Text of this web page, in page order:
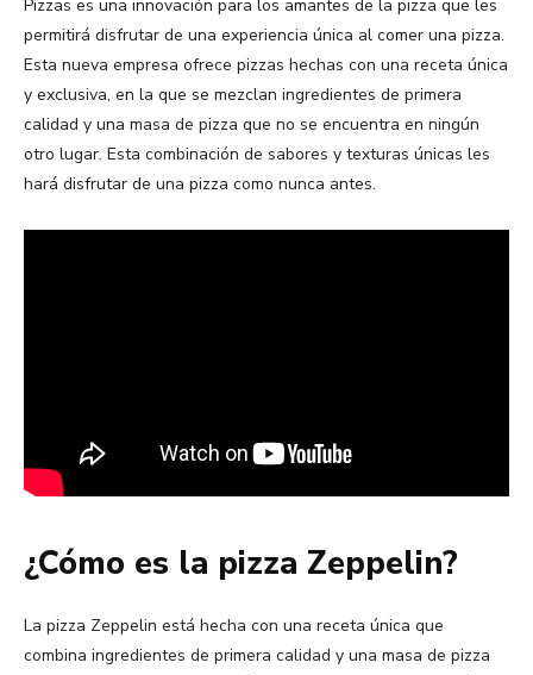
Pizzas es una innovación para los amantes de la pizza que les
permitirá disfrutar de una experiencia única al comer una pizza.
Esta nueva empresa ofrece pizzas hechas con una receta única
y exclusiva, en la que se mezclan ingredientes de primera
calidad y una masa de pizza que no se encuentra en ningún
otro lugar. Esta combinación de sabores y texturas únicas les
hará disfrutar de una pizza como nunca antes.
¿Cómo es la pizza Zeppelin?
La pizza Zeppelin está hecha con una receta única que
combina ingredientes de primera calidad y una masa de pizza